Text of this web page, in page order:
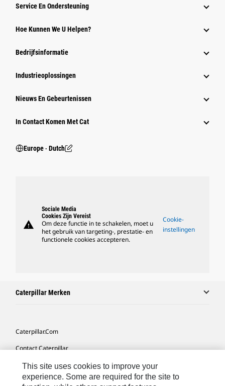
Service En Ondersteuning
Hoe Kunnen We U Helpen?
Bedrijfsinformatie
Industrieoplossingen
Nieuws En Gebeurtenissen
In Contact Komen Met Cat
Europe ‧ Dutch
warning
Sociale Media
Cookies Zijn Vereist
Om deze functie in te schakelen, moet u
het gebruik van targeting-, prestatie- en
functionele cookies accepteren.
Cookie-
instellingen
Caterpillar Merken
Caterpillar.com
Contact Caterpillar
Mijn Marketingvoorkeuren
Site Map
This site uses cookies to improve your
experience. Some are required for the site to